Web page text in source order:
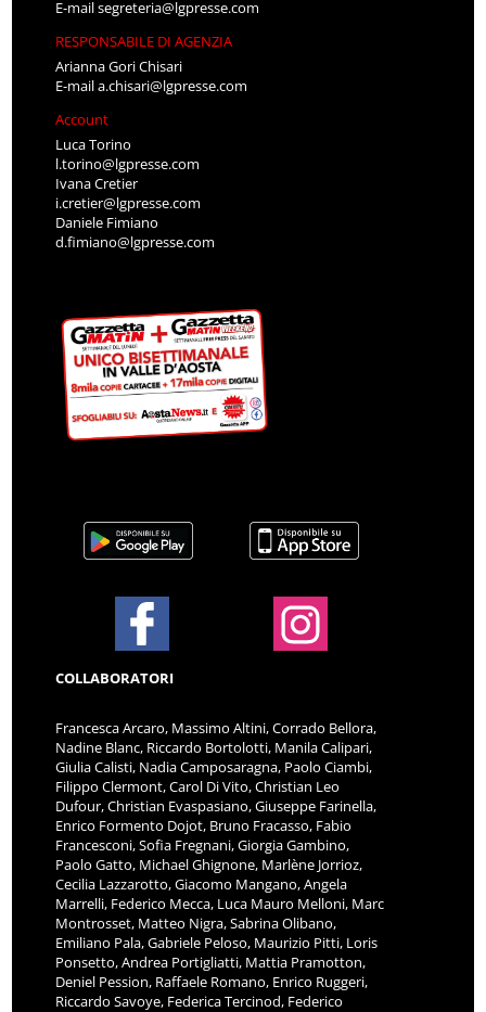
RESPONSABILE DI AGENZIA
Arianna Gori Chisari
E-maila.chisari@lgpresse.com
Account
Luca Torino
l.torino@lgpresse.com
Ivana Cretier
i.cretier@lgpresse.com
Daniele Fimiano
d.fimiano@lgpresse.com
COLLABORATORI
Nadine Blanc, Riccardo Bortolotti, Manila Calipari,
Giulia Calisti, Nadia Camposaragna, Paolo Ciambi,
Filippo Clermont, Carol Di Vito, Christian Leo
Dufour, Christian Evaspasiano, Giuseppe Farinella,
Enrico Formento Dojot, Bruno Fracasso, Fabio
Francesconi, Sofia Fregnani, Giorgia Gambino,
Paolo Gatto, Michael Ghignone, Marlène Jorrioz,
Cecilia Lazzarotto, Giacomo Mangano, Angela
Marrelli, Federico Mecca, Luca Mauro Melloni, Marc
Montrosset, Matteo Nigra, Sabrina Olibano,
Emiliano Pala, Gabriele Peloso, Maurizio Pitti, Loris
Ponsetto, Andrea Portigliatti, Mattia Pramotton,
Deniel Pession, Raffaele Romano, Enrico Ruggeri,
Riccardo Savoye, Federica Tercinod, Federico
Tigellio Benvenuto, Luca Massimo Trifilò